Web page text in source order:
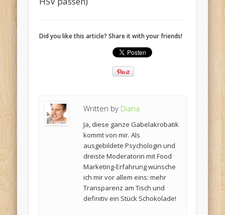
Did you like this article? Share it with your friends!
Written by Diana
Ja, diese ganze Gabelakrobatik
kommt von mir. Als
ausgebildete Psychologin und
dreiste Moderatorin mit Food
Marketing-Erfahrung wünsche
ich mir vor allem eins: mehr
Transparenz am Tisch und
definitiv ein Stück Schokolade!